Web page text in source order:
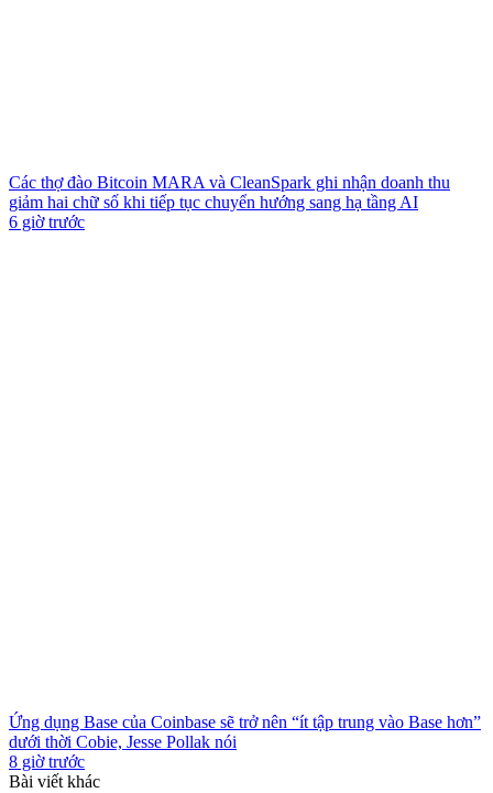
Các thợ đào Bitcoin MARA và CleanSpark ghi nhận doanh thu
giảm hai chữ số khi tiếp tục chuyển hướng sang hạ tầng AI
6 giờ trước
Ứng dụng Base của Coinbase sẽ trở nên “ít tập trung vào Base hơn”
dưới thời Cobie, Jesse Pollak nói
8 giờ trước
Bài viết khác